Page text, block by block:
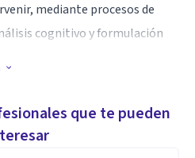
mediante procesos de
cognitivo y formulación
ciencia, precisión
N significa Neurofunctional
del comportamiento;
que te pueden